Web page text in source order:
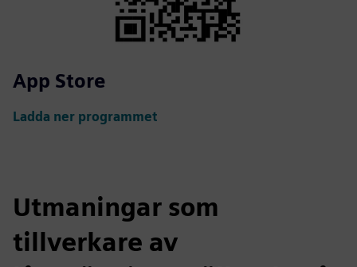
App Store
Ladda ner programmet
Utmaningar som
tillverkare av